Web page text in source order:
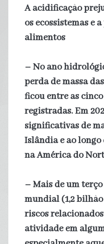
A acidificação
os ecossistemas e
alimentos
– No ano
perda de massa
ficou entre as
registradas. Em
significativas de
Islândia e ao longo
na América do
– Mais de um
mundial (1,2
riscos
atividade em